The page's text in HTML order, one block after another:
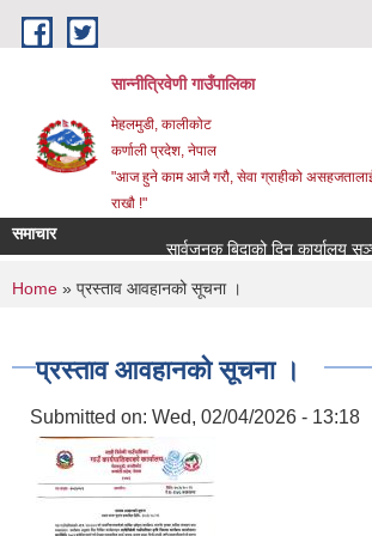
Skip to main content
सान्नीत्रिवेणी गाउँपालिका
मेहलमुडी, कालीकोट
कर्णाली प्रदेश, नेपाल
"आज हुने काम आजै गरौ, सेवा ग्राहीको
राखौ !"
समाचार
सार्वजनुक बिदाको दिन कार्यालय
You are here
Home » प्रस्ताव आवहानको सूचना ।
प्रस्ताव आवहानको सूचना ।
Submitted on: Wed, 02/04/2026 - 13:18